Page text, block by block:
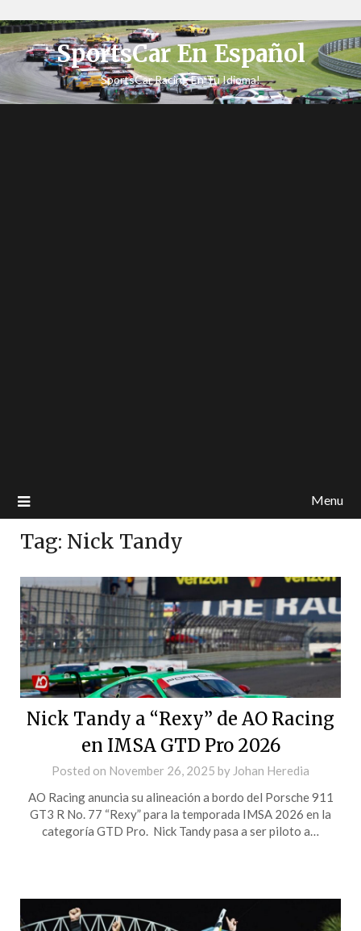
SportsCar En Español
SportsCar Racing En Tu Idioma!
Menu
Tag: Nick Tandy
Nick Tandy a “Rexy” de AO Racing
en IMSA GTD Pro 2026
Posted on November 26, 2025 by Johan Heredia
AO Racing anuncia su alineación a bordo del Porsche 911
GT3 R No. 77 “Rexy” para la temporada IMSA 2026 en la
categoría GTD Pro. Nick Tandy pasa a ser piloto a…